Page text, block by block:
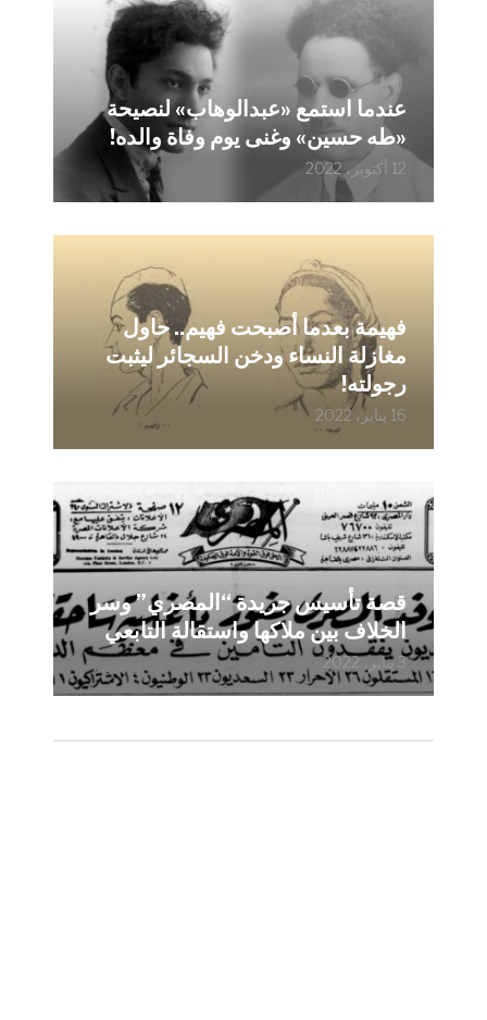
عندما استمع «عبدالوهاب» لنصيحة
«طه حسين» وغنى يوم وفاة والده!
12 أكتوبر، 2022
فهيمة بعدما أصبحت فهيم.. حاول
مغازلة النساء ودخن السجائر ليثبت
رجولته!
16 يناير، 2022
قصة تأسيس جريدة “المصري” وسر
الخلاف بين ملاكها واستقالة التابعي
3 يناير، 2022